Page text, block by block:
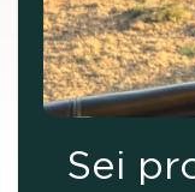
Sei